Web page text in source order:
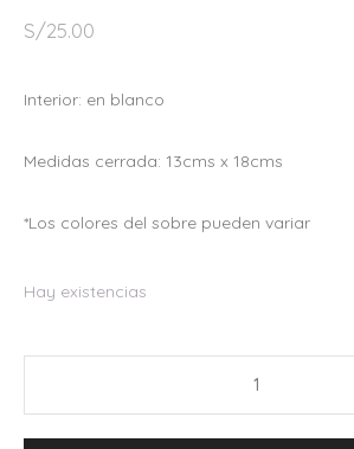
S/25.00
Interior: en blanco
Medidas cerrada: 13cms x 18cms
*Los colores del sobre pueden variar
Hay existencias
"Este